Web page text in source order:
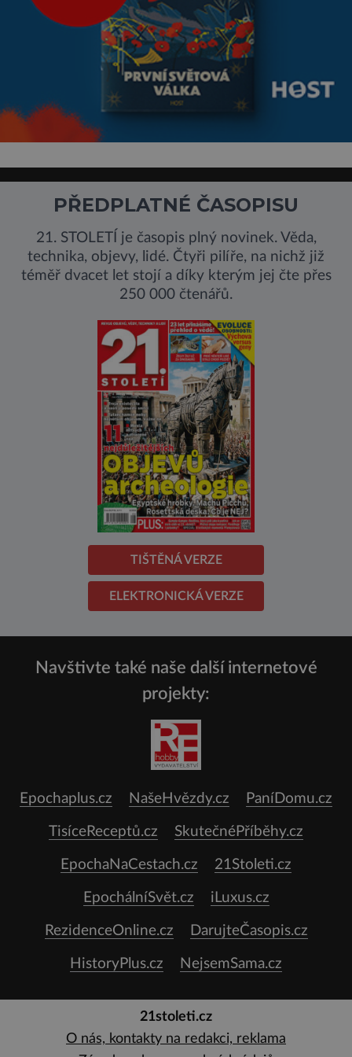
PŘEDPLATNÉ ČASOPISU
21. STOLETÍ je časopis plný novinek. Věda,
technika, objevy, lidé. Čtyři pilíře, na nichž již
téměř dvacet let stojí a díky kterým jej čte přes
250 000 čtenářů.
TIŠTĚNÁ VERZE
ELEKTRONICKÁ VERZE
Navštivte také naše další internetové
projekty:
Epochaplus.cz NašeHvězdy.cz PaníDomu.cz
TisíceReceptů.cz SkutečnéPříběhy.cz
EpochaNaCestach.cz 21Stoleti.cz
EpochálníSvět.cz iLuxus.cz
RezidenceOnline.cz DarujteČasopis.cz
HistoryPlus.cz NejsemSama.cz
21stoleti.cz
O nás, kontakty na redakci, reklama